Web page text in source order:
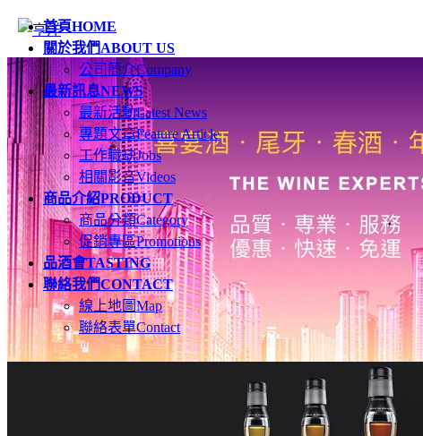
首頁HOME
關於我們ABOUT US
公司簡介Company
最新訊息NEWS
最新活動Latest News
專題文章Feature Article
工作職缺Jobs
相關影音Videos
商品介紹PRODUCT
商品分類Category
促銷專區Promotions
品酒會TASTING
聯絡我們CONTACT
線上地圖Map
聯絡表單Contact